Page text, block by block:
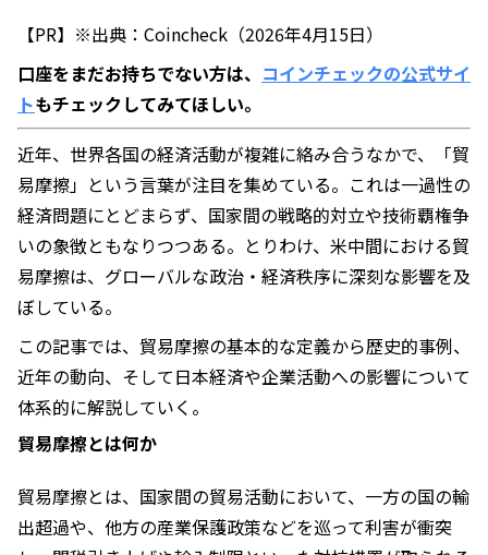
【PR】※出典：Coincheck（2026年4月15日）
口座をまだお持ちでない方は、 コインチェックの公式サイ
トもチェックしてみてほしい。
近年、世界各国の経済活動が複雑に絡み合うなかで、「貿
易摩擦」という言葉が注目を集めている。これは一過性の
経済問題にとどまらず、国家間の戦略的対立や技術覇権争
いの象徴ともなりつつある。とりわけ、米中間における貿
易摩擦は、グローバルな政治・経済秩序に深刻な影響を及
ぼしている。
この記事では、貿易摩擦の基本的な定義から歴史的事例、
近年の動向、そして日本経済や企業活動への影響について
体系的に解説していく。
貿易摩擦とは何か
貿易摩擦とは、国家間の貿易活動において、一方の国の輸
出超過や、他方の産業保護政策などを巡って利害が衝突